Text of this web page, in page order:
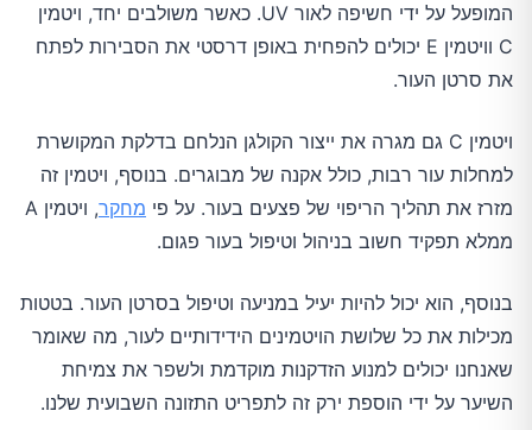
המופעל על ידי חשיפה לאור UV. כאשר משולבים יחד, ויטמין
C וויטמין E יכולים להפחית באופן דרסטי את הסבירות לפתח
את סרטן העור.
ויטמין C גם מגרה את ייצור הקולגן הנלחם בדלקת המקושרת
למחלות עור רבות, כולל אקנה של מבוגרים. בנוסף, ויטמין זה
מזרז את תהליך הריפוי של פצעים בעור. על פי מחקר
, ויטמין A
ממלא תפקיד חשוב בניהול וטיפול בעור פגום.
בנוסף, הוא יכול להיות יעיל במניעה וטיפול בסרטן העור. בטטות
מכילות את כל שלושת הויטמינים הידידותיים לעור, מה שאומר
שאנחנו יכולים למנוע הזדקנות מוקדמת ולשפר את צמיחת
השיער על ידי הוספת ירק זה לתפריט התזונה השבועית שלנו.